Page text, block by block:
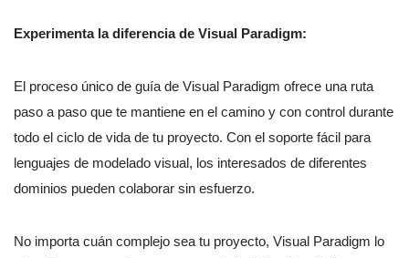
Experimenta la diferencia de Visual Paradigm:
El proceso único de guía de Visual Paradigm ofrece una ruta
paso a paso que te mantiene en el camino y con control durante
todo el ciclo de vida de tu proyecto. Con el soporte fácil para
lenguajes de modelado visual, los interesados de diferentes
dominios pueden colaborar sin esfuerzo.
No importa cuán complejo sea tu proyecto, Visual Paradigm lo